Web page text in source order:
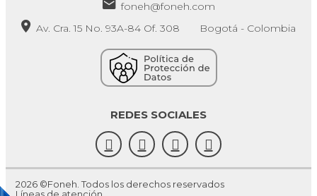
foneh@foneh.com
Av. Cra. 15 No. 93A-84 Of. 308 Bogotá - Colombia
REDES SOCIALES
2026 ©Foneh. Todos los derechos reservados